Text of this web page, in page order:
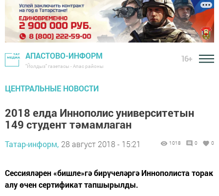
АПАСТОВО-ИНФОРМ
"Йолдыз" газетасы - Апас районы
16+
ЦЕНТРАЛЬНЫЕ НОВОСТИ
2018 елда Иннополис университетын
149 студент тәмамлаган
Татар-информ, 28 август 2018 - 15:21 1018 0 0
Сессияләрен «бишле»гә бирүчеләргә Иннополиста торак
алу өчен сертификат тапшырылды.